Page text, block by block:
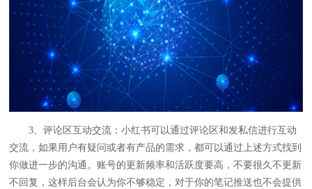
3、评论区互动交流：小红书可以通过评论区和发私信进行互动
交流，如果用户有疑问或者有产品的需求，都可以通过上述方式找到
你做进一步的沟通。账号的更新频率和活跃度要高，不要很久不更新
不回复，这样后台会认为你不够稳定，对于你的笔记推送也不会提供